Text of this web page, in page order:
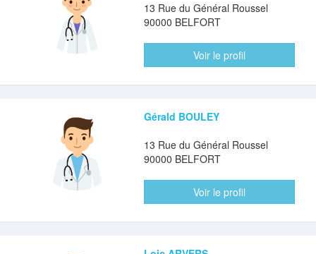
13 Rue du Général Roussel
90000 BELFORT
Voir le profil
Gérald BOULEY
13 Rue du Général Roussel
90000 BELFORT
Voir le profil